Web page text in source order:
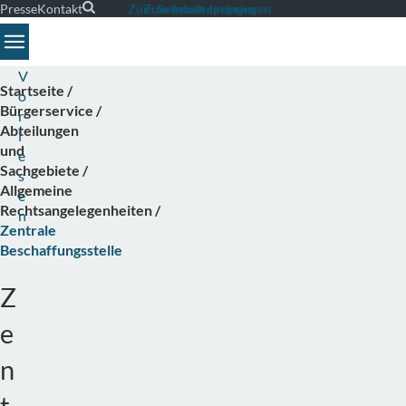
Zum Inhalt springen
Zum Seitenende springen
PresseKontakt
Toggle navigation
Startseite
Bürgerservice
Abteilungen
und
Sachgebiete
Allgemeine
Rechtsangelegenheiten
Zentrale
Beschaffungsstelle
V
o
r
l
e
s
e
n
Z
e
n